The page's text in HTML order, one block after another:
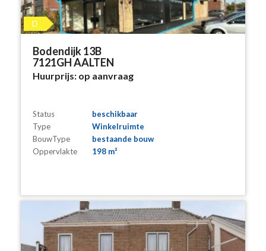
D
Bodendijk 13B
7121GH AALTEN
Huurprijs: op aanvraag
Status
beschikbaar
Type
Winkelruimte
BouwType
bestaande bouw
Oppervlakte
198 m²